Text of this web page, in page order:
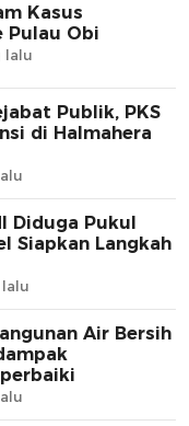
Pulau Obi
lalu
Publik, PKS
di Halmahera
Diduga Pukul
Siapkan Langkah
Air Bersih